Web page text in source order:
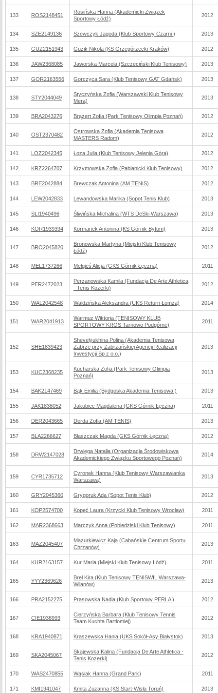
133 ROS2148451
Rosińska Hanna (Akademicki Związek
Sportowy Łódź)
2012
134 SZE2149136 Szewczyk Jagoda (Klub Sportowy Czarni ) 2013
135 GUZ2151943 Guzik Nikola (KS Grzegórzecki Kraków) 2012
136 JAW2368085 Jaworska Marcela (Szczeciński Klub Tenisowy) 2013
137 GOR2163556 Gorczyca Sara (Klub Tenisowy GAT Gdańsk) 2013
138 STY2044049
Styczyńska Zofia (Warszawski Klub Tenisowy
Mera)
2013
139 BRA2043276 Brązert Zofia (Park Tenisowy Olimpia Poznań) 2012
140 OST2370482
Ostrowska Zofia (Akademia Tenisowa
MASTERS Radom)
2012
141 LOZ2042345 Łoza Julia (Klub Tenisowy Jelenia Góra) 2012
142 KRZ2264707 Krzymowska Zofia (Pabianicki Klub Tenisowy) 2012
143 BRE2042884 Brewczak Antonina (AM TENIS) 2012
144 LEW2042833 Lewandowska Marika (Sopot Tenis Klub) 2013
145 SLI1940496 Śliwińska Michalina (WTS DeSki Warszawa) 2013
146 KOR1939394 Kormanek Antonina (KS Górnik Bytom) 2013
147 BRO2045820
Bronowska Martyna (Miejski Klub Tenisowy
Łódź)
2012
148 MEL1737266 Mełgieś Alicja (GKS Górnik Łęczna) 2011
149 PER2472023
Perzanowska Kamila (Fundacja De Arte Athletica
- Tenis Kozerki)
2012
150 WAL2042548 Waldzińska Aleksandra (UKS Return Łomża) 2014
151 WAR2041913
Warmuz Wiktoria (TENISOWY KLUB
SPORTOWY KROS Tarnowo Podgórne)
2011
152 SHE1839423
Shevelyukhina Polina (Akademia Tenisowa
Zabrze przy Zabrzańskiej Agencji Realizacji
Inwestycji Sp z o.o.)
2013
153 KUC2368235
Kucharska Zofia (Park Tenisowy Olimpia
Poznań)
2013
154 BAK2147469 Bąk Emilia (Bydgoska Akademia Tenisowa ) 2013
155 JAK1838052 Jakubiec Magdalena (GKS Górnik Łęczna) 2011
156 DER2043665 Derda Zofia (AM TENIS) 2013
157 BLA2266627 Błaszczak Magda (GKS Górnik Łęczna) 2012
158 DRW2147028
Drwięga Natalia (Organizacja Środowiskowa
Akademickiego Związku Sportowego Poznań)
2014
159 CYR1735712
Cyronek Hanna (Klub Tenisowy Warszawianka
Warszawa)
2013
160 GRY2045360 Grygoruk Ada (Sopot Tenis Klub) 2012
161 KOP2574700 Kopeć Laura (Krzycki Klub Tenisowy Wrocław) 2011
162 MAR2368663 Marczyk Anna (Pobiedziski Klub Tenisowy) 2011
163 MAZ2045407
Mazurkiewicz Kaja (Cabańskie Centrum Sportu
Chrzanów)
2013
164 KUR2163157 Kur Maria (Miejski Klub Tenisowy Łódź) 2011
165 YYY2369626
Brel Kira (Klub Tenisowy TENISWIL Warszawa-
Wilanów)
2013
166 PRA2152275 Prasowska Nadia (Klub Sportowy PERLA ) 2012
167 CIE1938993
Cierzyńska Barbara (Klub Tenisowy Tennis
Team Kuchta Bartłomiej)
2012
168 KRA1940871 Kraszewska Hania (UKS Sokół-Asy Białystok) 2013
169 SKA2045067
Skajewska Kalina (Fundacja De Arte Athletica -
Tenis Kozerki)
2012
170 WAS2470855 Wąsiak Hanna (Grand Park) 2011
171 KMI1941047 Kmita Zuzanna (KS Start-Wisła Toruń) 2013